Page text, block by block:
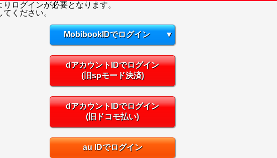
ログインが必要となります。
ください。
MobibookIDでログイン ▼
dアカウントIDでログイン
(旧spモード決済)
dアカウントIDでログイン
(旧ドコモ払い)
au IDでログイン